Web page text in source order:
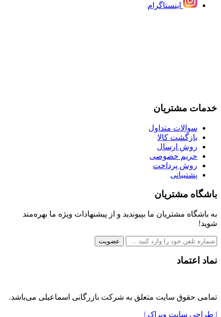
اینستاگرام
خدمات مشتریان
سوالات متداول
بازگشت کالا
روش ارسال
حریم خصوصی
روش پرداخت
پشتیبانی
باشگاه مشتریان
به باشگاه مشتریان ما بپیوندید و از پیشنهادات ویژه ما بهره‌مند
شوید!
عضویت
نماد اعتماد
تمامی حقوق سایت متعلق به شرکت بازرگانی اسماعیلی می‌باشد.
| طراحی سایت ویراک |